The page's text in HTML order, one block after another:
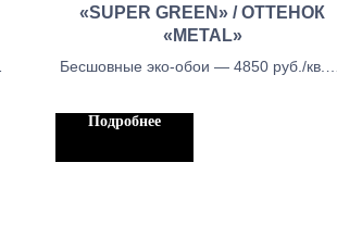
«SUPER GREEN» / ОТТЕНОК
«METAL»
Бесшовные эко-обои — 4850 руб./кв.м.,
кв.м, Бесшовыне обои блекаут — 5450
Подробнее